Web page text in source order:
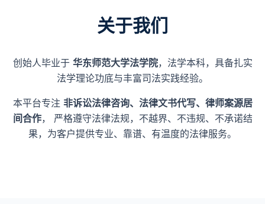
关于我们
创始人毕业于 华东师范大学法学院，法学本科，具备扎实
法学理论功底与丰富司法实践经验。
本平台专注 非诉讼法律咨询、法律文书代写、律师案源居
间合作， 严格遵守法律法规，不越界、不违规、不承诺结
果，为客户提供专业、靠谱、有温度的法律服务。